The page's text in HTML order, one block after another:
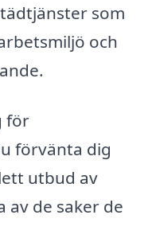
som
och
för
förvänta dig
utbud av
av de saker de